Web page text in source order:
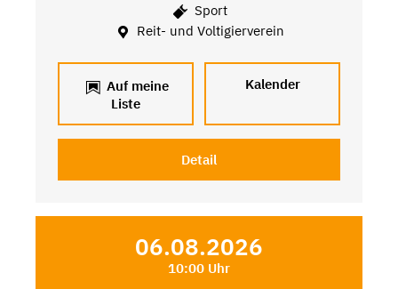
Sport
Reit- und Voltigierverein
Auf meine
Liste
Kalender
Detail
06.08.2026
10:00 Uhr